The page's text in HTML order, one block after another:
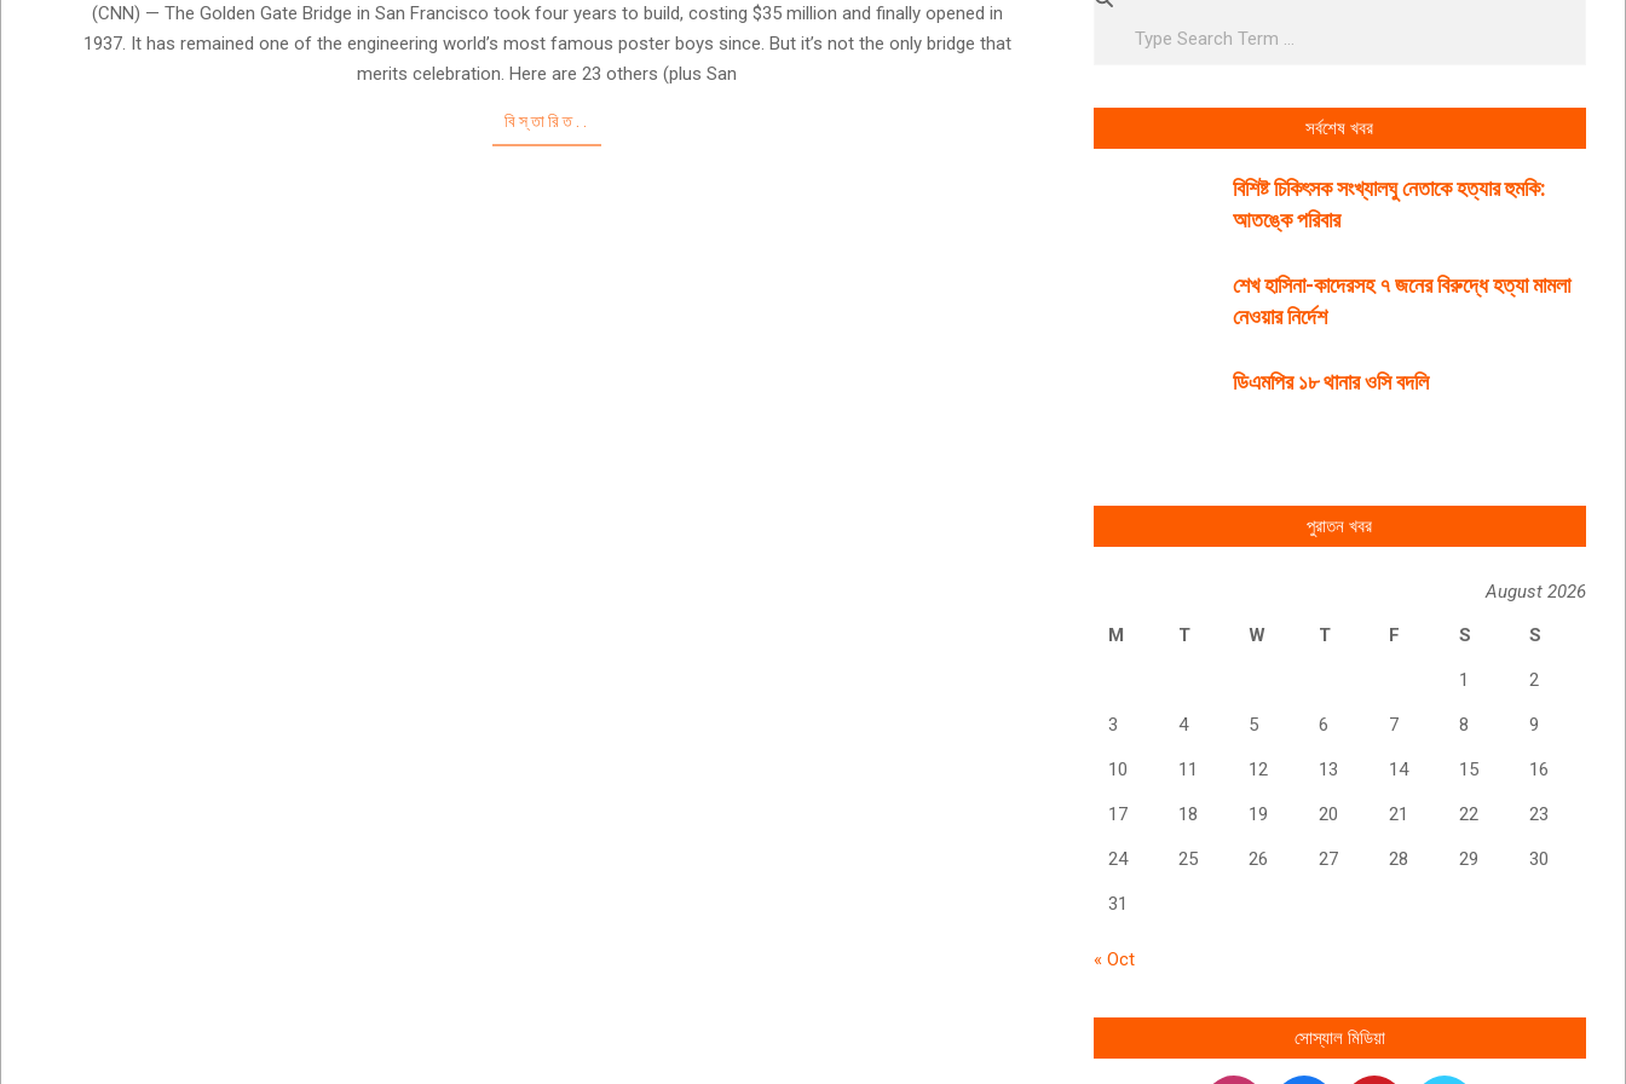
(CNN) — The Golden Gate Bridge in San Francisco took four years to build, costing $35 million and finally opened in
1937. It has remained one of the engineering world’s most famous poster boys since. But it’s not the only bridge that
merits celebration. Here are 23 others (plus San
বিস্তারিত.. সর্বশেষ খবর
বিশিষ্ট চিকিৎসক সংখ্যালঘু নেতাকে হত্যার হুমকি:
আতঙ্কে পরিবার
শেখ হাসিনা-কাদেরসহ ৭ জনের বিরুদ্ধে হত্যা মামলা
নেওয়ার নির্দেশ
ডিএমপির ১৮ থানার ওসি বদলি
পুরাতন খবর
August 2026
M
T W T F S S
1 2
3 4 5 6 7 8 9
10 11 12 13 14 15 16
17 18 19 20 21 22 23
24 25 26 27 28 29 30
31
« Oct
সোস্যাল মিডিয়া